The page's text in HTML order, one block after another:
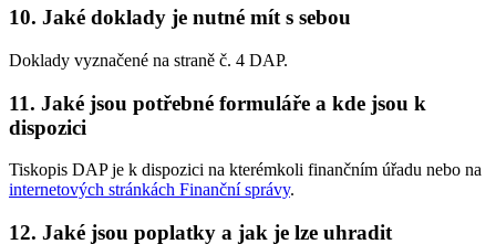
10. Jaké doklady je nutné mít s sebou
Doklady vyznačené na straně č. 4 DAP.
11. Jaké jsou potřebné formuláře a kde jsou k
dispozici
Tiskopis DAP je k dispozici na kterémkoli finančním úřadu nebo na
internetových stránkách Finanční správy.
12. Jaké jsou poplatky a jak je lze uhradit